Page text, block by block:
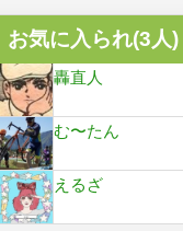
お気に入られ(3人)
轟直人
む〜たん
えるざ